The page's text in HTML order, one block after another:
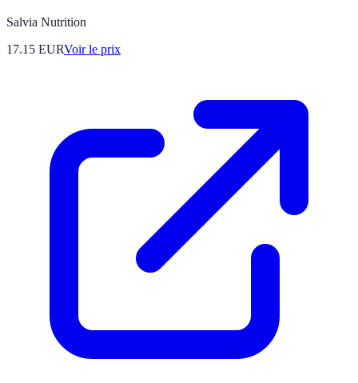
Salvia Nutrition
17.15 EURVoir le prix